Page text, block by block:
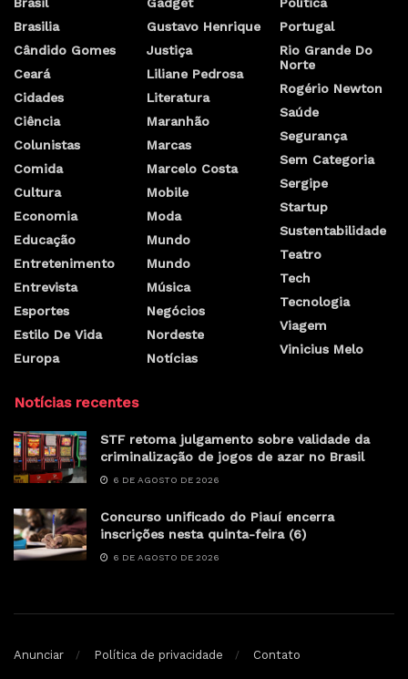
Brasilia
Cândido Gomes
Ceará
Cidades
Ciência
Colunistas
Comida
Cultura
Economia
Educação
Entretenimento
Entrevista
Esportes
Estilo De Vida
Europa
Gustavo Henrique
Justiça
Liliane Pedrosa
Literatura
Maranhão
Marcas
Marcelo Costa
Mobile
Moda
Mundo
Mundo
Música
Negócios
Nordeste
Notícias
Portugal
Rio Grande Do
Norte
Rogério Newton
Saúde
Segurança
Sem Categoria
Sergipe
Startup
Sustentabilidade
Teatro
Tech
Tecnologia
Viagem
Vinicius Melo
Notícias recentes
STF retoma julgamento sobre validade da
criminalização de jogos de azar no Brasil
6 DE AGOSTO DE 2026
Concurso unificado do Piauí encerra
inscrições nesta quinta-feira (6)
6 DE AGOSTO DE 2026
Anunciar Política de privacidade Contato